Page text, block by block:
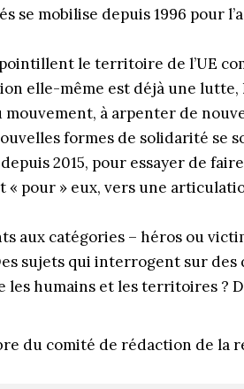
se mobilise depuis 1996 pour
le territoire de l’UE
elle-même est déjà une lutte,
à arpenter de
formes de solidarité se
2015, pour essayer de
« pour » eux, vers une
aux catégories – héros ou
sujets qui interrogent sur des
humains et les territoires ?
du comité de rédaction de la